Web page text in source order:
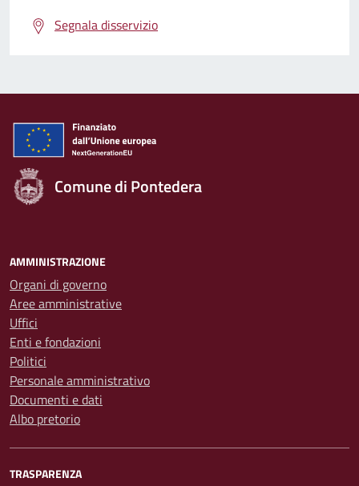
Segnala disservizio
Comune di Pontedera
AMMINISTRAZIONE
Organi di governo
Aree amministrative
Uffici
Enti e fondazioni
Politici
Personale amministrativo
Documenti e dati
Albo pretorio
TRASPARENZA